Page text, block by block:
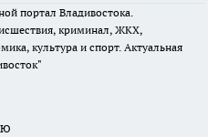
портал Владивостока.
криминал, ЖКХ,
культура и спорт. Актуальная